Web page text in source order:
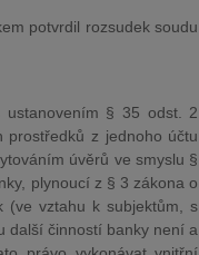
potvrdil rozsudek soudu
§ 35 odst. 2
prostředků z jednoho účtu
úvěrů ve smyslu §
plynoucí z § 3 zákona o
(ve vztahu k subjektům, s
další činností banky není a